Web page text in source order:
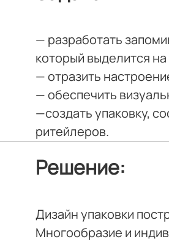
— разработать
который выделится
— отразить
— обеспечить
—создать упаковку,
ритейлеров.
Решение:
Дизайн упаковки
Многообразие и